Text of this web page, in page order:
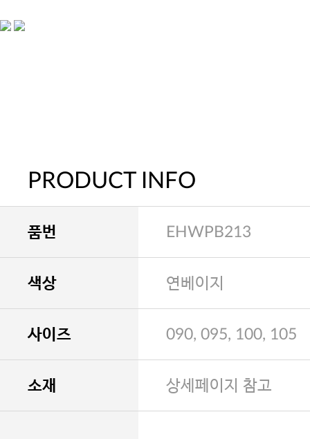
PRODUCT INFO
품번 EHWPB213
색상 연베이지
사이즈 090, 095, 100, 105
소재 상세페이지 참고